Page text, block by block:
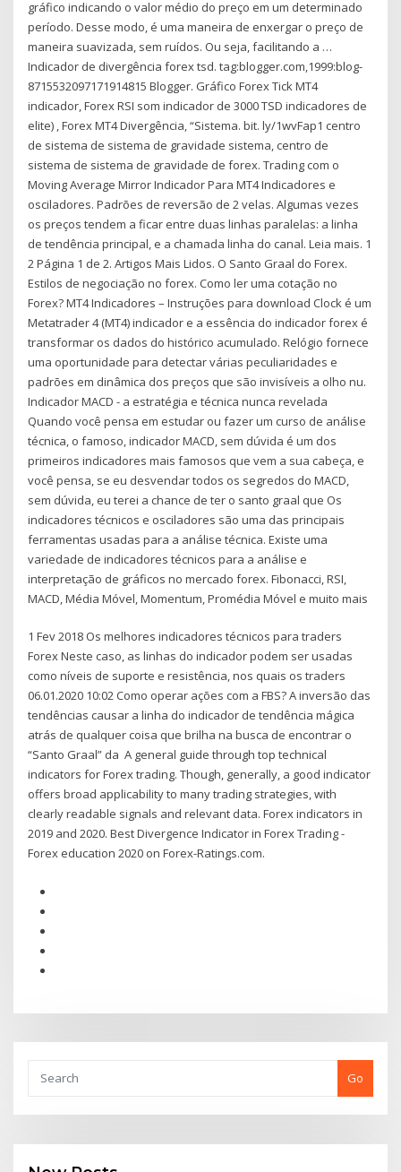
gráfico indicando o valor médio do preço em um determinado
período. Desse modo, é uma maneira de enxergar o preço de
maneira suavizada, sem ruídos. Ou seja, facilitando a …
Indicador de divergência forex tsd. tag:blogger.com,1999:blog-
8715532097171914815 Blogger. Gráfico Forex Tick MT4
indicador, Forex RSI som indicador de 3000 TSD indicadores de
elite) , Forex MT4 Divergência, “Sistema. bit. ly/1wvFap1 centro
de sistema de sistema de gravidade sistema, centro de
sistema de sistema de gravidade de forex. Trading com o
Moving Average Mirror Indicador Para MT4 Indicadores e
osciladores. Padrões de reversão de 2 velas. Algumas vezes
os preços tendem a ficar entre duas linhas paralelas: a linha
de tendência principal, e a chamada linha do canal. Leia mais. 1
2 Página 1 de 2. Artigos Mais Lidos. O Santo Graal do Forex.
Estilos de negociação no forex. Como ler uma cotação no
Forex? MT4 Indicadores – Instruções para download Clock é um
Metatrader 4 (MT4) indicador e a essência do indicador forex é
transformar os dados do histórico acumulado. Relógio fornece
uma oportunidade para detectar várias peculiaridades e
padrões em dinâmica dos preços que são invisíveis a olho nu.
Indicador MACD - a estratégia e técnica nunca revelada
Quando você pensa em estudar ou fazer um curso de análise
técnica, o famoso, indicador MACD, sem dúvida é um dos
primeiros indicadores mais famosos que vem a sua cabeça, e
você pensa, se eu desvendar todos os segredos do MACD,
sem dúvida, eu terei a chance de ter o santo graal que Os
indicadores técnicos e osciladores são uma das principais
ferramentas usadas para a análise técnica. Existe uma
variedade de indicadores técnicos para a análise e
interpretação de gráficos no mercado forex. Fibonacci, RSI,
MACD, Média Móvel, Momentum, Promédia Móvel e muito mais
1 Fev 2018 Os melhores indicadores técnicos para traders
Forex Neste caso, as linhas do indicador podem ser usadas
como níveis de suporte e resistência, nos quais os traders
06.01.2020 10:02 Como operar ações com a FBS? A inversão das
tendências causar a linha do indicador de tendência mágica
atrás de qualquer coisa que brilha na busca de encontrar o
“Santo Graal” da A general guide through top technical
indicators for Forex trading. Though, generally, a good indicator
offers broad applicability to many trading strategies, with
clearly readable signals and relevant data. Forex indicators in
2019 and 2020. Best Divergence Indicator in Forex Trading -
Forex education 2020 on Forex-Ratings.com.
Go